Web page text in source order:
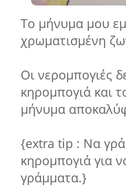
Το μήνυμα μου
χρωματισμένη
Οι νερομπογιές
κηρομπογιά και
μήνυμα
{extra tip : Να
κηρομπογιά για
γράμματα.}